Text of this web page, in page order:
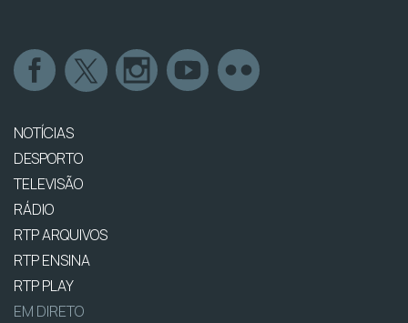
NOTÍCIAS
DESPORTO
TELEVISÃO
RÁDIO
RTP ARQUIVOS
RTP ENSINA
RTP PLAY
EM DIRETO